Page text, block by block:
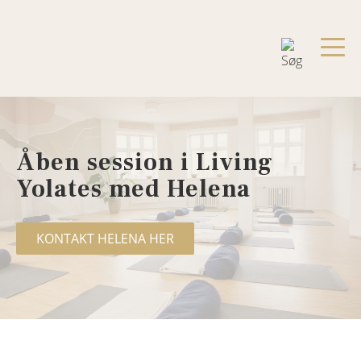
Åben session i Living
Yolates med Helena
KONTAKT HELENA HER